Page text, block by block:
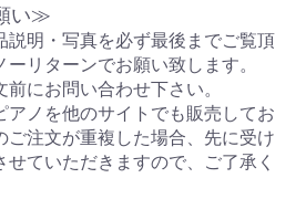
い≫
明・写真を必ず最後までご覧頂
リターンでお願い致します。
にお問い合わせ下さい。
ノを他のサイトでも販売してお
ご注文が重複した場合、先に受け
ていただきますので、ご了承く